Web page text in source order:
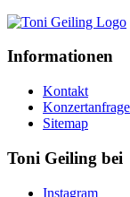
Informationen
Kontakt
Konzertanfrage
Sitemap
Toni Geiling bei
Instagram